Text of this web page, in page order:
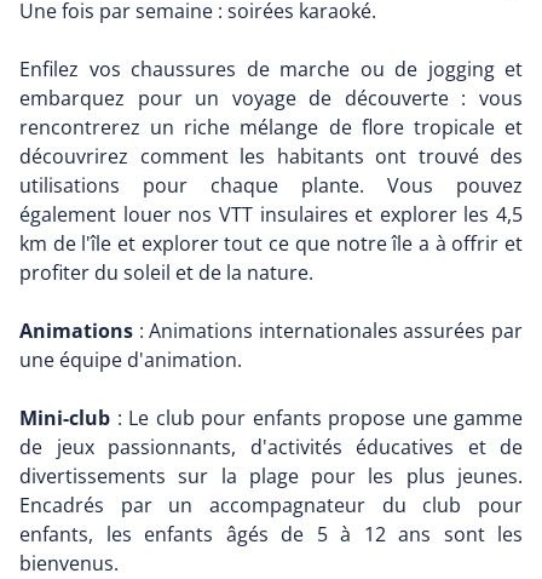
Une fois par semaine : soirées karaoké.
Enfilez vos chaussures de marche ou de jogging et
embarquez pour un voyage de découverte : vous
rencontrerez un riche mélange de flore tropicale et
découvrirez comment les habitants ont trouvé des
utilisations pour chaque plante. Vous pouvez
également louer nos VTT insulaires et explorer les 4,5
km de l'île et explorer tout ce que notre île a à offrir et
profiter du soleil et de la nature.
Animations : Animations internationales assurées par
une équipe d'animation.
Mini-club : Le club pour enfants propose une gamme
de jeux passionnants, d'activités éducatives et de
divertissements sur la plage pour les plus jeunes.
Encadrés par un accompagnateur du club pour
enfants, les enfants âgés de 5 à 12 ans sont les
bienvenus.